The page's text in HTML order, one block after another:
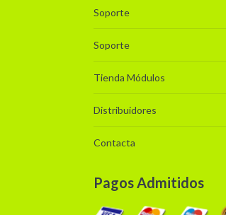
Soporte
Soporte
Tienda Módulos
Distribuidores
Contacta
Pagos Admitidos